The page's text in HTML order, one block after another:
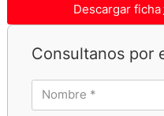
Descargar ficha
Consultanos por